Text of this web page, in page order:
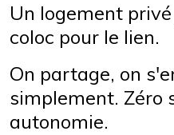
Un logement
coloc pour le lien.
On partage, on
simplement. Zéro
autonomie.